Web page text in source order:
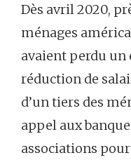
Dès avril 2020,
ménages
avaient perdu
réduction de
d’un tiers des
appel aux
associations